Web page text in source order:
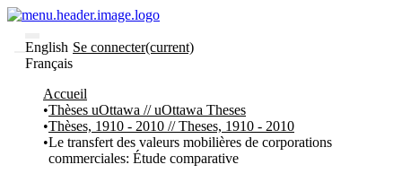
English
Français
Se connecter(current)
et collections
Parcourir
Statistiques
À
Accueil
Thèses uOttawa // uOttawa Theses
Thèses, 1910 - 2010 // Theses, 1910 - 2010
Le transfert des valeurs mobilières de corporations
commerciales: Étude comparative